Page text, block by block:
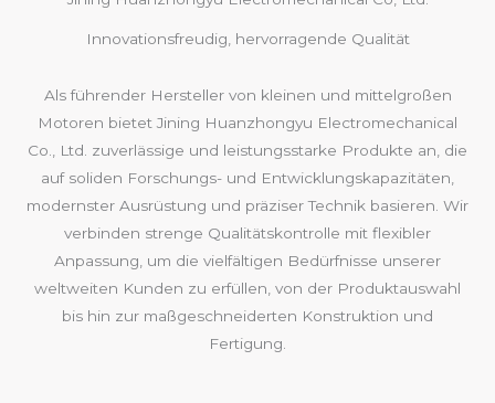
Innovationsfreudig, hervorragende Qualität
Als führender Hersteller von kleinen und mittelgroßen
Motoren bietet Jining Huanzhongyu Electromechanical
Co., Ltd. zuverlässige und leistungsstarke Produkte an, die
auf soliden Forschungs- und Entwicklungskapazitäten,
modernster Ausrüstung und präziser Technik basieren. Wir
verbinden strenge Qualitätskontrolle mit flexibler
Anpassung, um die vielfältigen Bedürfnisse unserer
weltweiten Kunden zu erfüllen, von der Produktauswahl
bis hin zur maßgeschneiderten Konstruktion und
Fertigung.